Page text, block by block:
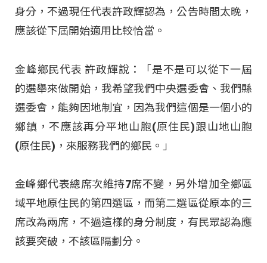
身分，不過現任代表許政輝認為，公告時間太晚，
應該從下屆開始適用比較恰當。
金峰鄉民代表 許政輝說：「是不是可以從下一屆
的選舉來做開始，我希望我們中央選委會、我們縣
選委會，能夠因地制宜，因為我們這個是一個小的
鄉鎮，不應該再分平地山胞(原住民)跟山地山胞
(原住民)，來服務我們的鄉民。」
金峰鄉代表總席次維持7席不變，另外增加全鄉區
域平地原住民的第四選區，而第二選區從原本的三
席改為兩席，不過這樣的身分制度，有民眾認為應
該要突破，不該區隔劃分。